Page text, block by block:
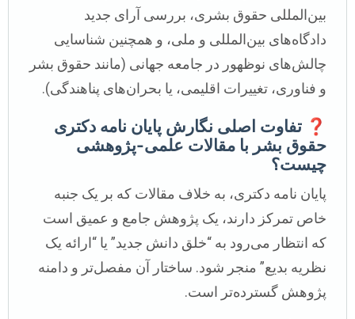
بین‌المللی حقوق بشری، بررسی آرای جدید
دادگاه‌های بین‌المللی و ملی، و همچنین شناسایی
چالش‌های نوظهور در جامعه جهانی (مانند حقوق بشر
و فناوری، تغییرات اقلیمی، یا بحران‌های پناهندگی).
❓ تفاوت اصلی نگارش پایان نامه دکتری
حقوق بشر با مقالات علمی-پژوهشی
چیست؟
پایان نامه دکتری، به خلاف مقالات که بر یک جنبه
خاص تمرکز دارند، یک پژوهش جامع و عمیق است
که انتظار می‌رود به “خلق دانش جدید” یا “ارائه یک
نظریه بدیع” منجر شود. ساختار آن مفصل‌تر و دامنه
پژوهش گسترده‌تر است.